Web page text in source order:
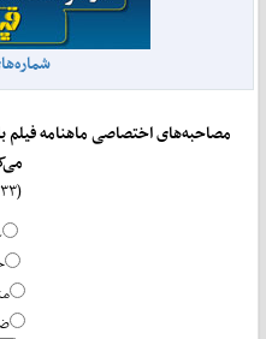
مصاحبه‌های اختصاصی ماهنامه فیلم